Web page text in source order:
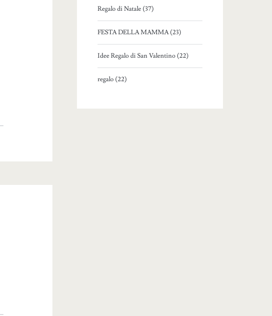
Regalo di Natale (37)
FESTA DELLA MAMMA (23)
Idee Regalo di San Valentino (22)
regalo (22)